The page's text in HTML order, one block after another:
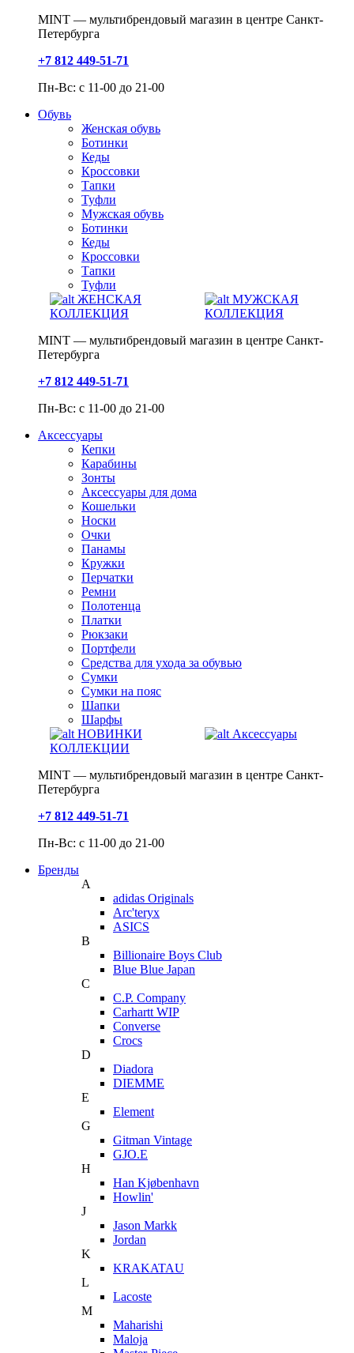
MINT — мультибрендовый магазин в центре Санкт-
Петербурга
+7 812 449-51-71
Пн-Вс: с 11-00 до 21-00
Обувь
Женская обувь
Ботинки
Кеды
Кроссовки
Тапки
Туфли
Мужская обувь
Ботинки
Кеды
Кроссовки
Тапки
Туфли
ЖЕНСКАЯ
КОЛЛЕКЦИЯ
МУЖСКАЯ
КОЛЛЕКЦИЯ
MINT — мультибрендовый магазин в центре Санкт-
Петербурга
+7 812 449-51-71
Пн-Вс: с 11-00 до 21-00
Аксессуары
Кепки
Карабины
Зонты
Аксессуары для дома
Кошельки
Носки
Очки
Панамы
Кружки
Перчатки
Ремни
Полотенца
Платки
Рюкзаки
Портфели
Средства для ухода за обувью
Сумки
Сумки на пояс
Шапки
Шарфы
НОВИНКИ
КОЛЛЕКЦИИ
Аксессуары
MINT — мультибрендовый магазин в центре Санкт-
Петербурга
+7 812 449-51-71
Пн-Вс: с 11-00 до 21-00
Бренды
A
adidas Originals
Arc'teryx
ASICS
B
Billionaire Boys Club
Blue Blue Japan
C
C.P. Company
Carhartt WIP
Converse
Crocs
D
Diadora
DIEMME
E
Element
G
Gitman Vintage
GJO.E
H
Han Kjøbenhavn
Howlin'
J
Jason Markk
Jordan
K
KRAKATAU
L
Lacoste
M
Maharishi
Maloja